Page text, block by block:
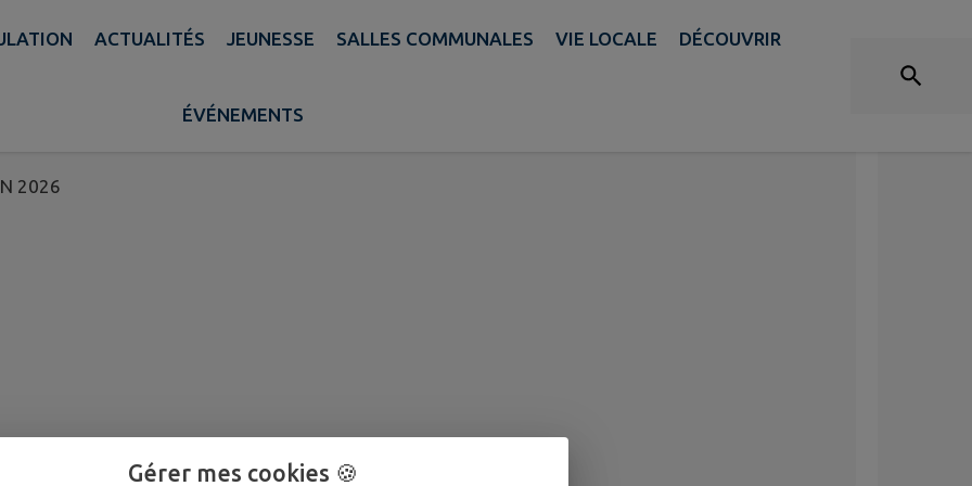
ACTUALITÉS JEUNESSE SALLES COMMUNALES VIE LOCALE DÉCOUVRIR
ÉVÉNEMENTS
2026
Gérer mes cookies 🍪